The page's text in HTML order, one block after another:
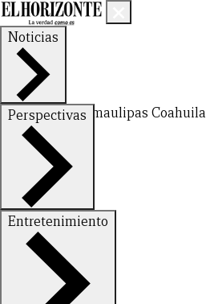
Noticias
Nuevo LeónTamaulipas Coahuila
Perspectivas
FinanzasOpinión
Entretenimiento